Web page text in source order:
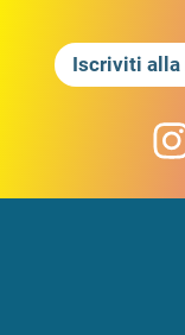
Iscriviti alla